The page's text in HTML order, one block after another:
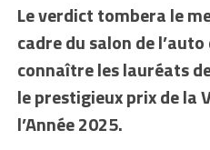
Le verdict tombera le
cadre du salon de
connaître les lauréats
le prestigieux prix de la
l’Année 2025.